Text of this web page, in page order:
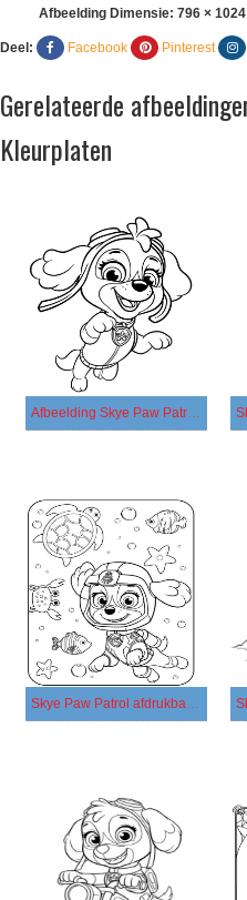
Afbeelding Dimensie: 796 × 1024
Deel: Facebook Pinterest
Gerelateerde
Kleurplaten
Afbeelding Skye Paw Patrol gratis
Skye Paw Patrol afdrukbaar simpel